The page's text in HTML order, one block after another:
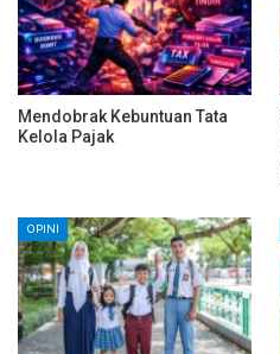
Mendobrak Kebuntuan Tata
Kelola Pajak
OPINI